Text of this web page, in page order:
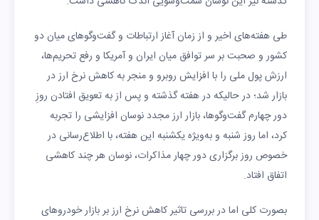
طی هفته‌های اخیر و از زمان آغاز ارتباطات و گفت‌وگوهای میان دو
کشور و صحبت بر سر توافق میان ایران و آمریکا و رفع تحریم‌ها،
ارزش پول ملی را با افزایش روبرو و منجر به کاهش نرخ ارز در
بازار شد؛ در حالیکه در هفته گذشته و پس از به تعویق افتادن روزِ
دور چهارم گفت‌وگوها، بازار ارز مجدد نوسان افزایشی را تجربه
کرد، اما روز شنبه و به‌ویژه یکشنبه این هفته، با اطلاع‌رسانی در
خصوص روز برگزاری دور چهار مذاکرات، نوسان هر چند کاهشی
اتفاق افتاد.
بصورت کلی اما در بررسی تاثیر کاهش نرخ ارز بر بازار خودروهای